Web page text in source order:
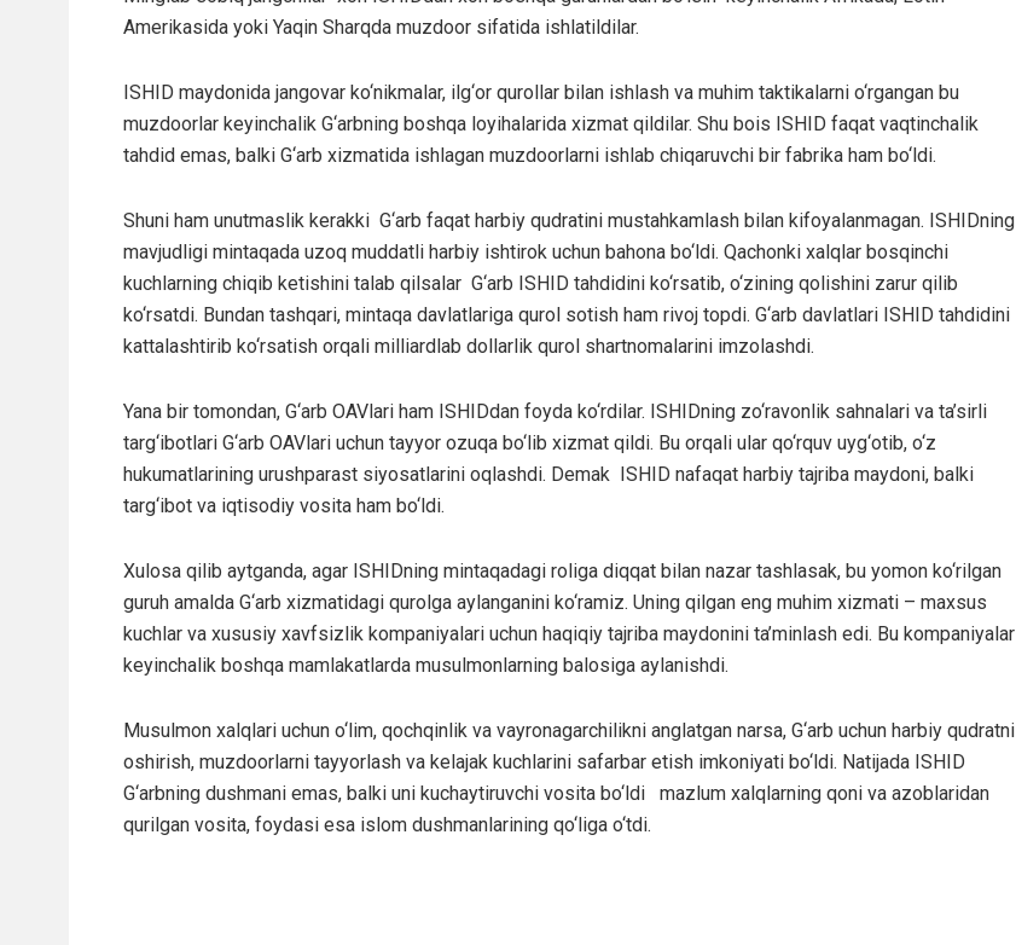
Amerikasida yoki Yaqin Sharqda muzdoor sifatida ishlatildilar.
ISHID maydonida jangovar ko‘nikmalar, ilg‘or qurollar bilan ishlash va muhim taktikalarni o‘rgangan bu
muzdoorlar keyinchalik G‘arbning boshqa loyihalarida xizmat qildilar. Shu bois ISHID faqat vaqtinchalik
tahdid emas, balki G‘arb xizmatida ishlagan muzdoorlarni ishlab chiqaruvchi bir fabrika ham bo‘ldi.
Shuni ham unutmaslik kerakki G‘arb faqat harbiy qudratini mustahkamlash bilan kifoyalanmagan. ISHIDning
mavjudligi mintaqada uzoq muddatli harbiy ishtirok uchun bahona bo‘ldi. Qachonki xalqlar bosqinchi
kuchlarning chiqib ketishini talab qilsalar G‘arb ISHID tahdidini ko‘rsatib, o‘zining qolishini zarur qilib
ko‘rsatdi. Bundan tashqari, mintaqa davlatlariga qurol sotish ham rivoj topdi. G‘arb davlatlari ISHID tahdidini
kattalashtirib ko‘rsatish orqali milliardlab dollarlik qurol shartnomalarini imzolashdi.
Yana bir tomondan, G‘arb OAVlari ham ISHIDdan foyda ko‘rdilar. ISHIDning zo‘ravonlik sahnalari va ta’sirli
targ‘ibotlari G‘arb OAVlari uchun tayyor ozuqa bo‘lib xizmat qildi. Bu orqali ular qo‘rquv uyg‘otib, o‘z
hukumatlarining urushparast siyosatlarini oqlashdi. Demak ISHID nafaqat harbiy tajriba maydoni, balki
targ‘ibot va iqtisodiy vosita ham bo‘ldi.
Xulosa qilib aytganda, agar ISHIDning mintaqadagi roliga diqqat bilan nazar tashlasak, bu yomon ko‘rilgan
guruh amalda G‘arb xizmatidagi qurolga aylanganini ko‘ramiz. Uning qilgan eng muhim xizmati – maxsus
kuchlar va xususiy xavfsizlik kompaniyalari uchun haqiqiy tajriba maydonini ta’minlash edi. Bu kompaniyalar
keyinchalik boshqa mamlakatlarda musulmonlarning balosiga aylanishdi.
Musulmon xalqlari uchun o‘lim, qochqinlik va vayronagarchilikni anglatgan narsa, G‘arb uchun harbiy qudratni
oshirish, muzdoorlarni tayyorlash va kelajak kuchlarini safarbar etish imkoniyati bo‘ldi. Natijada ISHID
G‘arbning dushmani emas, balki uni kuchaytiruvchi vosita bo‘ldi mazlum xalqlarning qoni va azoblaridan
qurilgan vosita, foydasi esa islom dushmanlarining qo‘liga o‘tdi.